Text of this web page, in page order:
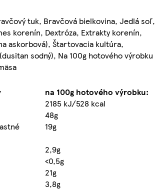
tuk, Bravčová bielkovina, Jedlá soľ,
korenín, Dextróza, Extrakty korenín,
askorbová), Štartovacia kultúra,
sodný), Na 100g hotového výrobku
na 100g hotového výrobku:
2185 kJ/528 kcal
48g
19g
2,9g
<0,5g
21g
3,8g